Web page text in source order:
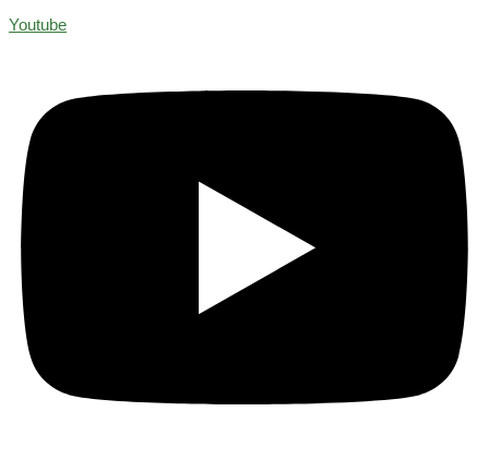
Youtube